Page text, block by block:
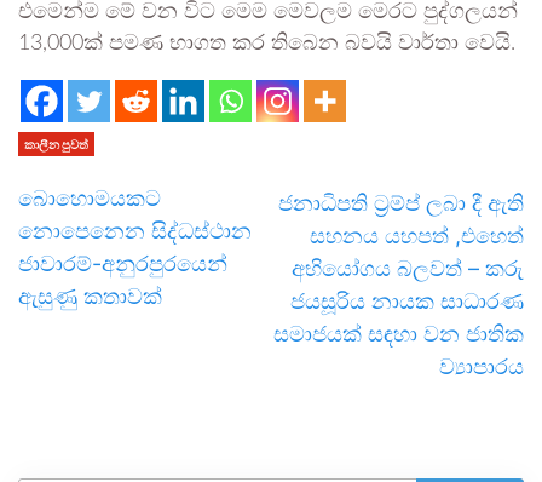
එමෙන්ම මේ වන විට මෙම මෙවලම මෙරට පුද්ගලයන්
13,000ක් පමණ භාගත කර තිබෙන බවයි වාර්තා වෙයි.
කාලීන පුවත්
බොහොමයකට
නොපෙනෙන සිද්ධස්ථාන
ජාවාරම්-අනුරපුරයෙන්
ඇසුණු කතාවක්
ජනාධිපති ට්‍රම්ප් ලබා දී ඇති
සහනය යහපත් ,එහෙත්
අභියෝගය බලවත් – කරු
ජයසූරිය නායක සාධාරණ
සමාජයක් සඳහා වන ජාතික
ව්‍යාපාරය